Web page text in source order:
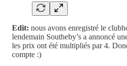
Edit: nous avons enregistré le
lendemain Southeby’s a annoncé
les prix ont été multipliés par 4.
compte :)